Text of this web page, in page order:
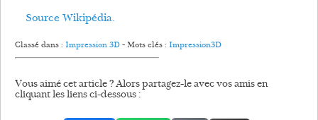
Source Wikipédia.
Classé dans : Impression 3D- Mots clés : Impression3D
Vous aimé cet article ? Alors partagez-le avec vos amis en
cliquant les liens ci-dessous :